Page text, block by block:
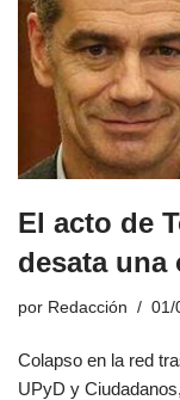
El acto de
desata una
por Redacción 01/
Colapso en la red
UPyD y